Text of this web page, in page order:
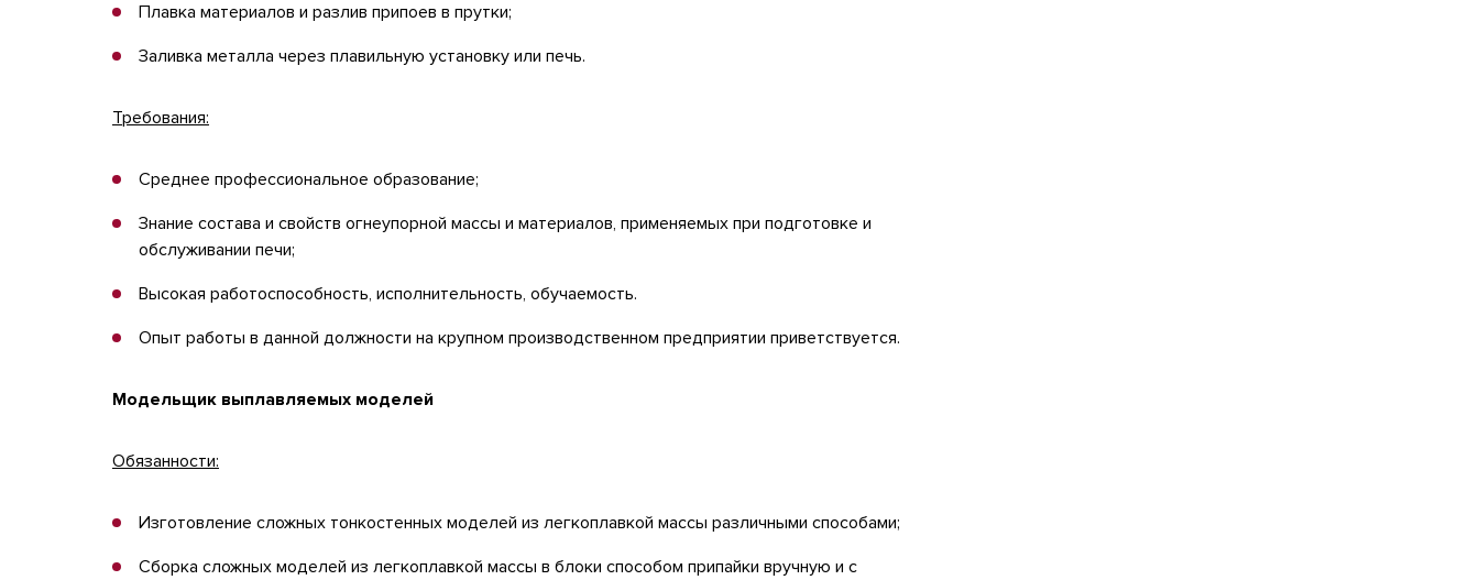
Плавка материалов и разлив припоев в прутки;
Заливка металла через плавильную установку или печь.
Требования:
Среднее профессиональное образование;
Знание состава и свойств огнеупорной массы и материалов, применяемых при подготовке и
обслуживании печи;
Высокая работоспособность, исполнительность, обучаемость.
Опыт работы в данной должности на крупном производственном предприятии приветствуется.
Модельщик выплавляемых моделей
Обязанности:
Изготовление сложных тонкостенных моделей из легкоплавкой массы различными способами;
Сборка сложных моделей из легкоплавкой массы в блоки способом припайки вручную и с